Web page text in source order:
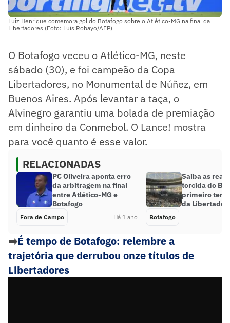
Luiz Henrique comemora gol do Botafogo sobre o Atlético-MG na final da
Libertadores (Foto: Luis Robayo/AFP)
O Botafogo veceu o Atlético-MG, neste
sábado (30), e foi campeão da Copa
Libertadores, no Monumental de Núñez, em
Buenos Aires. Após levantar a taça, o
Alvinegro garantiu uma bolada de premiação
em dinheiro da Conmebol. O Lance! mostra
para você quanto é esse valor.
RELACIONADAS
PC Oliveira aponta erro
da arbitragem na final
entre Atlético-MG e
Botafogo
Fora de Campo Há 1 ano
Saiba as
torcida do
primeiro
da
Botafogo
➡️É tempo de Botafogo: relembre a
trajetória que derrubou onze títulos de
Libertadores